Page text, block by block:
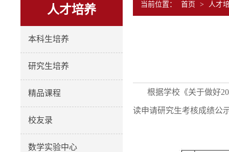
人才培养
本科生培养
研究生培养
精品课程
校友录
数学实验中心
当前位置： 首页 > 人才
根据学校《关于做好
读申请研究生考核成绩公